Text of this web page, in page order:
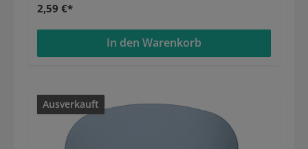
2,59 €*
In den Warenkorb
Ausverkauft